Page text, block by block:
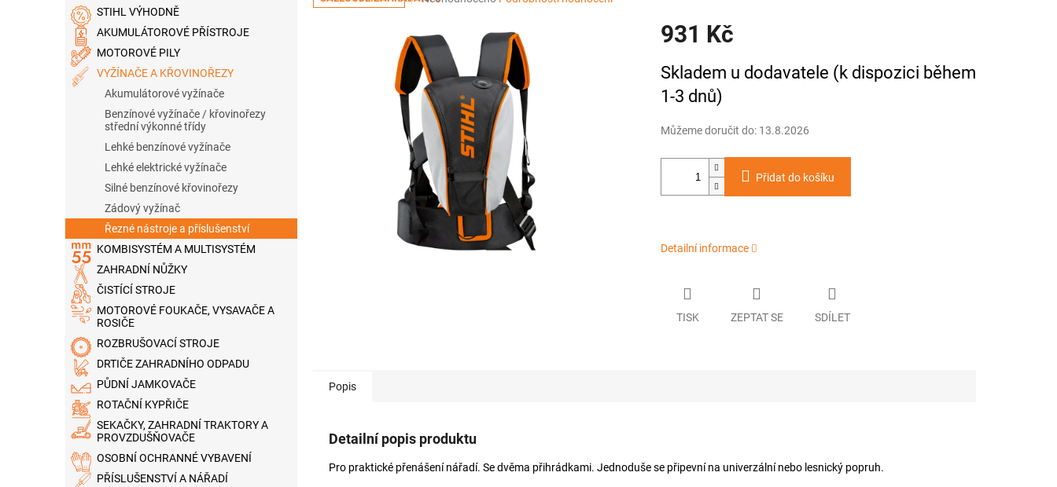
a
n
p
STIHL VÝHODNĚ
AKUMULÁTOROVÉ PŘÍSTROJE
MOTOROVÉ PILY
VYŽÍNAČE A KŘOVINOŘEZY
Akumulátorové vyžínače
Benzínové vyžínače / křovinořezy
střední výkonné třídy
Lehké benzínové vyžínače
Lehké elektrické vyžínače
Silné benzínové křovinořezy
Zádový vyžínač
Řezné nástroje a příslušenství
KOMBISYSTÉM A MULTISYSTÉM
ZAHRADNÍ NŮŽKY
ČISTÍCÍ STROJE
MOTOROVÉ FOUKAČE, VYSAVAČE A
ROSIČE
ROZBRUŠOVACÍ STROJE
DRTIČE ZAHRADNÍHO ODPADU
PŮDNÍ JAMKOVAČE
ROTAČNÍ KYPŘIČE
SEKAČKY, ZAHRADNÍ TRAKTORY A
PROVZDUŠŇOVAČE
OSOBNÍ OCHRANNÉ VYBAVENÍ
PŘÍSLUŠENSTVÍ A NÁŘADÍ
je
0,0
z
5
hvězdiček.
931 Kč
cena:
Skladem u dodavatele (k dispozici během
1-3 dnů)
Můžeme doručit do: 13.8.2026
Přidat do košíku
Detailní informace
TISK ZEPTAT SE SDÍLET
Popis
Detailní popis produktu
Pro praktické přenášení nářadí. Se dvěma přihrádkami. Jednoduše se připevní na univerzální nebo lesnický popruh.